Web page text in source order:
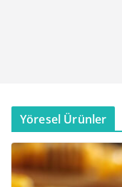
Yöresel Ürünler